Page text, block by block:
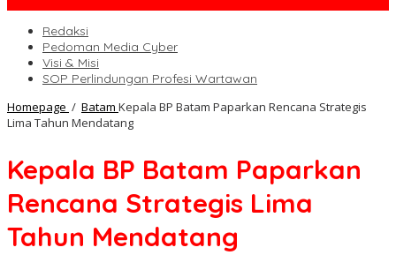
Redaksi
Pedoman Media Cyber
Visi & Misi
SOP Perlindungan Profesi Wartawan
Homepage / Batam Kepala BP Batam Paparkan Rencana Strategis
Lima Tahun Mendatang
Kepala BP Batam Paparkan
Rencana Strategis Lima
Tahun Mendatang